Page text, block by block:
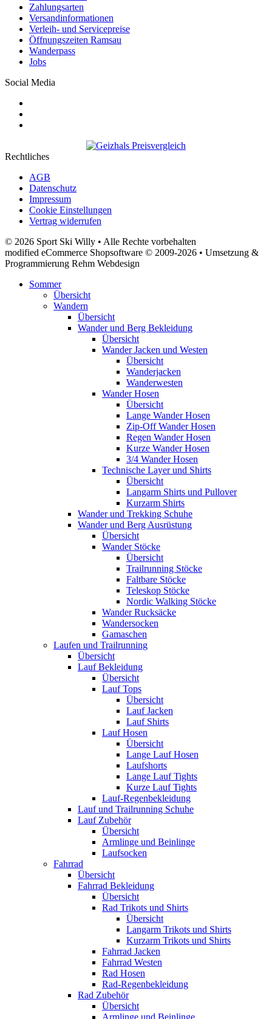
Zahlungsarten
Versandinformationen
Verleih- und Servicepreise
Öffnungszeiten Ramsau
Wanderpass
Jobs
Social Media
Rechtliches
AGB
Datenschutz
Impressum
Cookie Einstellungen
Vertrag widerrufen
© 2026 Sport Ski Willy • Alle Rechte vorbehalten
modified eCommerce Shopsoftware © 2009-2026 • Umsetzung &
Programmierung Rehm Webdesign
Sommer
Übersicht
Wandern
Übersicht
Wander und Berg Bekleidung
Übersicht
Wander Jacken und Westen
Übersicht
Wanderjacken
Wanderwesten
Wander Hosen
Übersicht
Lange Wander Hosen
Zip-Off Wander Hosen
Regen Wander Hosen
Kurze Wander Hosen
3/4 Wander Hosen
Technische Layer und Shirts
Übersicht
Langarm Shirts und Pullover
Kurzarm Shirts
Wander und Trekking Schuhe
Wander und Berg Ausrüstung
Übersicht
Wander Stöcke
Übersicht
Trailrunning Stöcke
Faltbare Stöcke
Teleskop Stöcke
Nordic Walking Stöcke
Wander Rucksäcke
Wandersocken
Gamaschen
Laufen und Trailrunning
Übersicht
Lauf Bekleidung
Übersicht
Lauf Tops
Übersicht
Lauf Jacken
Lauf Shirts
Lauf Hosen
Übersicht
Lange Lauf Hosen
Laufshorts
Lange Lauf Tights
Kurze Lauf Tights
Lauf-Regenbekleidung
Lauf und Trailrunning Schuhe
Lauf Zubehör
Übersicht
Armlinge und Beinlinge
Laufsocken
Fahrrad
Übersicht
Fahrrad Bekleidung
Übersicht
Rad Trikots und Shirts
Übersicht
Langarm Trikots und Shirts
Kurzarm Trikots und Shirts
Fahrrad Jacken
Fahrrad Westen
Rad Hosen
Rad-Regenbekleidung
Rad Zubehör
Übersicht
Armlinge und Beinlinge